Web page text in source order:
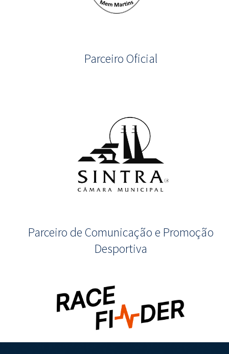
Parceiro Oficial
Parceiro de Comunicação e Promoção
Desportiva